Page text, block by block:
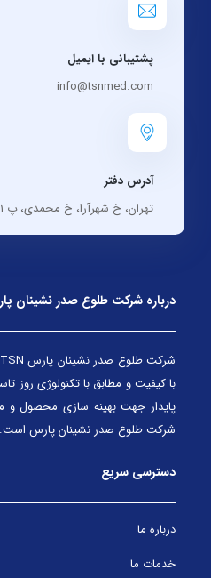
پشتیبانی با ایمیل
info@tsnmed.com
آدرس دفتر
تهران، خ شهرآرا، خ محمدی، پ 1
درباره شرکت طلوع صدر نشینان
با کيفيت و مطابق با تکنولوژي روز
پايدار جهت بهينه سازي محصول و
شرکت طلوع صدر نشينان پارس است.
دسترسی سریع
درباره ما
خدمات ما